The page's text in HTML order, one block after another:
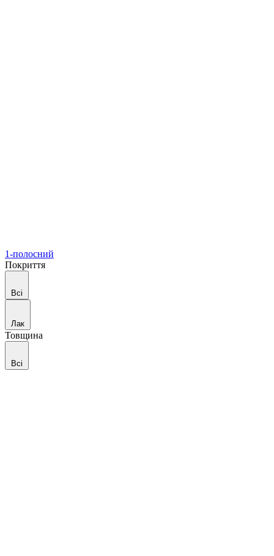
1-полосний
Покриття
Всі
Лак
Товщина
Всі